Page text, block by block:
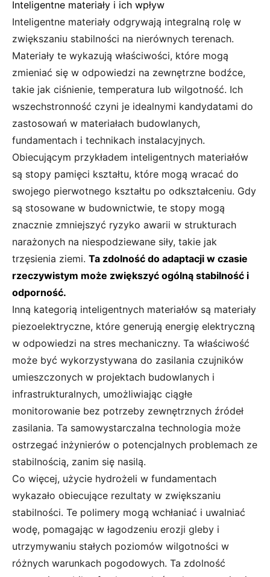
Inteligentne materiały i ich wpływ
Inteligentne materiały odgrywają integralną rolę w
zwiększaniu stabilności na nierównych terenach.
Materiały te wykazują właściwości, które mogą
zmieniać się w odpowiedzi na zewnętrzne bodźce,
takie jak ciśnienie, temperatura lub wilgotność. Ich
wszechstronność czyni je idealnymi kandydatami do
zastosowań w materiałach budowlanych,
fundamentach i technikach instalacyjnych.
Obiecującym przykładem inteligentnych materiałów
są stopy pamięci kształtu, które mogą wracać do
swojego pierwotnego kształtu po odkształceniu. Gdy
są stosowane w budownictwie, te stopy mogą
znacznie zmniejszyć ryzyko awarii w strukturach
narażonych na niespodziewane siły, takie jak
trzęsienia ziemi. Ta zdolność do adaptacji w czasie
rzeczywistym może zwiększyć ogólną stabilność i
odporność.
Inną kategorią inteligentnych materiałów są materiały
piezoelektryczne, które generują energię elektryczną
w odpowiedzi na stres mechaniczny. Ta właściwość
może być wykorzystywana do zasilania czujników
umieszczonych w projektach budowlanych i
infrastrukturalnych, umożliwiając ciągłe
monitorowanie bez potrzeby zewnętrznych źródeł
zasilania. Ta samowystarczalna technologia może
ostrzegać inżynierów o potencjalnych problemach ze
stabilnością, zanim się nasilą.
Co więcej, użycie hydrożeli w fundamentach
wykazało obiecujące rezultaty w zwiększaniu
stabilności. Te polimery mogą wchłaniać i uwalniać
wodę, pomagając w łagodzeniu erozji gleby i
utrzymywaniu stałych poziomów wilgotności w
różnych warunkach pogodowych. Ta zdolność